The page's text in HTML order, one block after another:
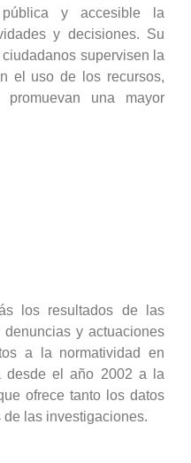
y accesible la
y decisiones. Su
supervisen la
el uso de los recursos,
una mayor
los resultados de las
y actuaciones
a la normatividad en
desde el año 2002 a la
ofrece tanto los datos
las investigaciones.